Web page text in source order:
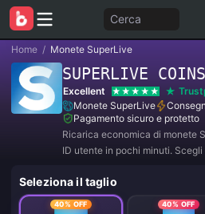
Cerca
Home / Monete SuperLive
SUPERLIVE
Excellent
Monete SuperLive
Pagamento sicuro e protetto
Ricarica economica di monete
ID utente in pochi minuti.
Seleziona il taglio
40% OFF 40% OFF